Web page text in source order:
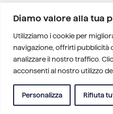
Diamo valore alla tua
Utilizziamo i cookie per
navigazione, offrirti pubblicità
analizzare il nostro traffico.
acconsenti al nostro utilizzo
Personalizza Rifiuta
Umbria Sardegna P.IVA: